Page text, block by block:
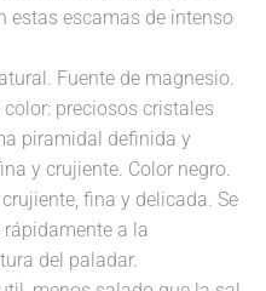
estas escamas de intenso
Fuente de magnesio.
color: preciosos cristales
piramidal definida y
y crujiente. Color negro.
fina y delicada. Se
rápidamente a la
del paladar.